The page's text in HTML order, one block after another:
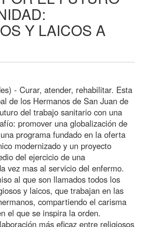
Y LAICOS A
- Curar, atender, rehabilitar. Esta
de los Hermanos de San Juan de
del trabajo sanitario con una
promover una globalización de
programa fundado en la oferta
modernizado y un proyecto
del ejercicio de una
vez mas al servicio del enfermo.
al que son llamados todos los
y laicos, que trabajan en las
compartiendo el carisma
el que se inspira la orden.
más eficaz entre religiosos